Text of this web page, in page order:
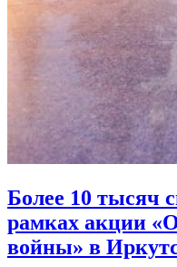
Более 10 тысяч
рамках акции
войны» в